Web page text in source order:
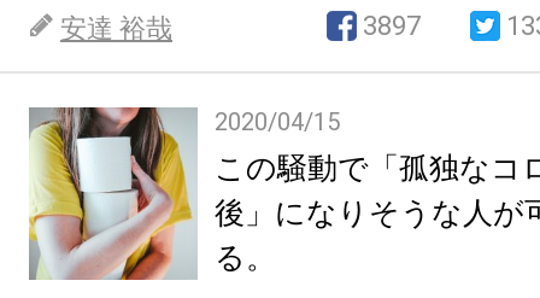
安達 裕哉 3897
2020/04/15
この騒動で「孤独なコ
後」になりそうな人が
る。